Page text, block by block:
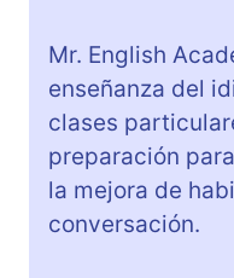
Mr. English
enseñanza del
clases
preparación
la mejora de
conversación.